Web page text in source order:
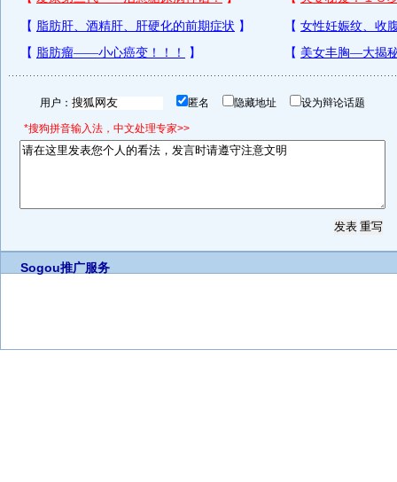
用户： 匿名 隐藏地址 设为辩论话题
*搜狗拼音输入法，中文处理专家>>
Sogou推广服务